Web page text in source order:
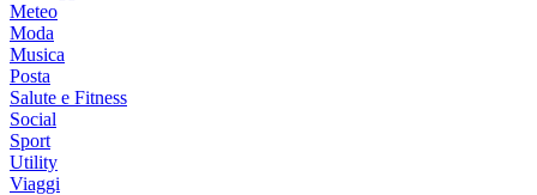
Meteo
Moda
Musica
Posta
Salute e Fitness
Social
Sport
Utility
Viaggi